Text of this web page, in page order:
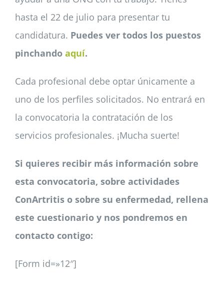
hasta el 22 de julio para presentar tu
candidatura. Puedes ver todos los puestos
pinchando aquí.
Cada profesional debe optar únicamente a
uno de los perfiles solicitados. No entrará en
la convocatoria la contratación de los
servicios profesionales. ¡Mucha suerte!
Si quieres recibir más información sobre
esta convocatoria, sobre actividades
ConArtritis o sobre su enfermedad, rellena
este cuestionario y nos pondremos en
contacto contigo:
[Form id=»12″]